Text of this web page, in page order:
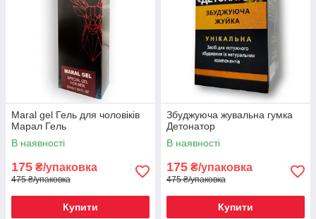
Maral gel Гель для чоловіків
Марал Гель
В наявності
175 ₴/упаковка
475 ₴/упаковка
Купити
Збуджуюча жувальна гумка
Детонатор
В наявності
175 ₴/упаковка
475 ₴/упаковка
Купити